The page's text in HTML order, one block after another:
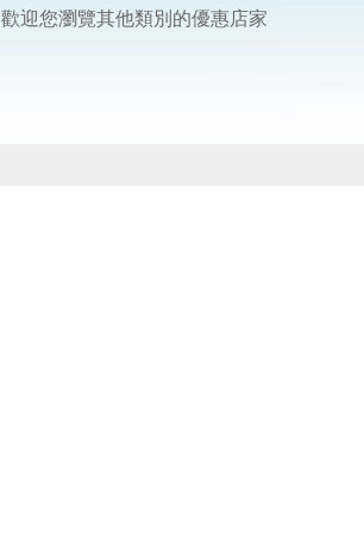
歡迎您瀏覽其他類別的優惠店家